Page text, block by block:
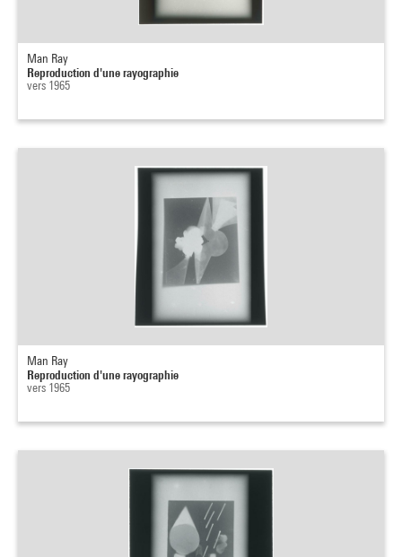
Man Ray
Reproduction d'une rayographie
vers 1965
Man Ray
Reproduction d'une rayographie
vers 1965